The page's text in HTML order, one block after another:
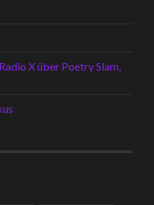
X über Poetry Slam,